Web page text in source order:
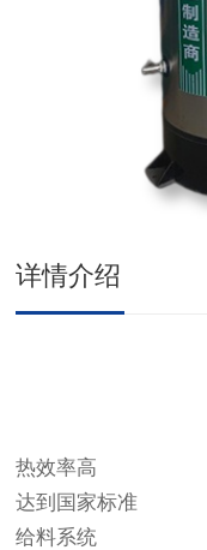
详情介绍
热效率高
达到国家标准
给料系统